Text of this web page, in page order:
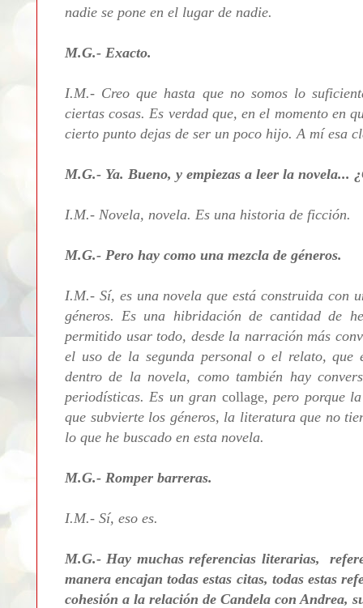
nadie se pone en el lugar de nadie.
M.G.- Exacto.
I.M.- Creo que hasta que no somos lo
ciertas cosas. Es verdad que, en el momento en
cierto punto dejas de ser un poco hijo. A mí esa
M.G.- Ya. Bueno, y empiezas a leer la novela...
I.M.- Novela, novela. Es una historia de ficción.
M.G.- Pero hay como una mezcla de géneros.
I.M.- Sí, es una novela que está construida con
géneros. Es una hibridación de cantidad de
permitido usar todo, desde la narración más
el uso de la segunda personal o el relato, que
dentro de la novela, como también hay
periodísticas. Es un gran collage, pero porque
que subvierte los géneros, la literatura que no
lo que he buscado en esta novela.
M.G.- Romper barreras.
I.M.- Sí, eso es.
M.G.- Hay muchas referencias literarias,
manera encajan todas estas citas, todas estas
cohesión a la relación de Candela con Andrea,